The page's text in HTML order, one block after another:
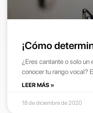
¡Cómo
¿Eres cantante o solo
conocer tu rango vocal?
LEER MÁS »
18 de diciembre de 2020